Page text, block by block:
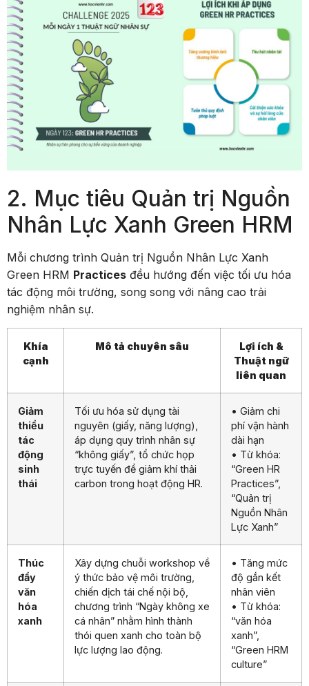
2. Mục tiêu Quản trị Nguồn
Nhân Lực Xanh Green HRM
Mỗi chương trình Quản trị Nguồn Nhân Lực Xanh
Green HRM Practices đều hướng đến việc tối ưu hóa
tác động môi trường, song song với nâng cao trải
nghiệm nhân sự.
Khía
cạnh
Mô tả chuyên sâu
Lợi ích &
Thuật ngữ
liên quan
Giảm
thiểu
tác
động
sinh
thái
Tối ưu hóa sử dụng tài
nguyên (giấy, năng lượng),
áp dụng quy trình nhân sự
“không giấy”, tổ chức họp
trực tuyến để giảm khí thải
carbon trong hoạt động HR.
• Giảm chi
phí vận hành
dài hạn
• Từ khóa:
“Green HR
Practices”,
“Quản trị
Nguồn Nhân
Lực Xanh”
Thúc
đẩy
văn
hóa
xanh
Xây dựng chuỗi workshop về
ý thức bảo vệ môi trường,
chiến dịch tái chế nội bộ,
chương trình “Ngày không xe
cá nhân” nhằm hình thành
thói quen xanh cho toàn bộ
lực lượng lao động.
• Tăng mức
độ gắn kết
nhân viên
• Từ khóa:
“văn hóa
xanh”,
“Green HRM
culture”